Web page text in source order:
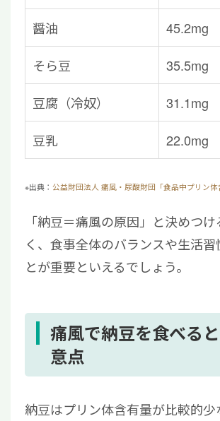
醤油 45.2mg
そら豆 35.5mg
豆腐（冷奴） 31.1mg
豆乳 22.0mg
※出典： 公益財団法人 痛風・尿酸財団「食品中プリン体
「納豆＝痛風の原因」と決めつ
く、食事全体のバランスや生活習
とが重要といえるでしょう。
痛風で納豆を食べる
意点
納豆はプリン体含有量が比較的